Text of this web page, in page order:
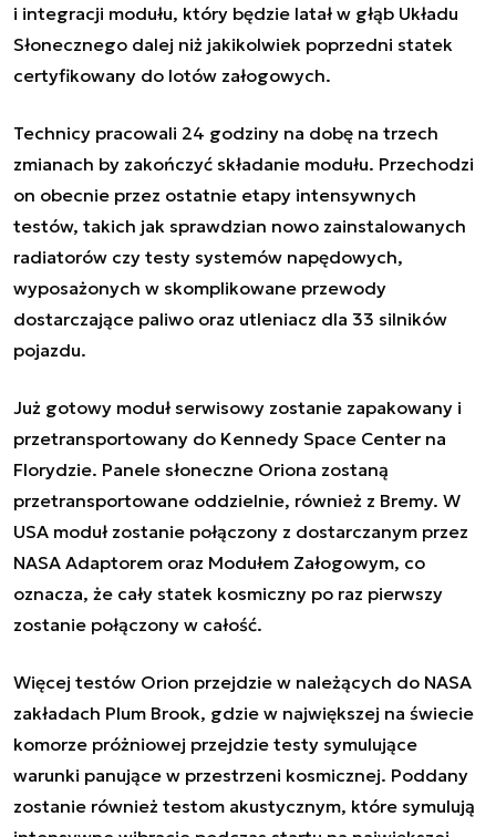
i integracji modułu, który będzie latał w głąb Układu
Słonecznego dalej niż jakikolwiek poprzedni statek
certyfikowany do lotów załogowych.
Technicy pracowali 24 godziny na dobę na trzech
zmianach by zakończyć składanie modułu. Przechodzi
on obecnie przez ostatnie etapy intensywnych
testów, takich jak sprawdzian nowo zainstalowanych
radiatorów czy testy systemów napędowych,
wyposażonych w skomplikowane przewody
dostarczające paliwo oraz utleniacz dla 33 silników
pojazdu.
Już gotowy moduł serwisowy zostanie zapakowany i
przetransportowany do Kennedy Space Center na
Florydzie. Panele słoneczne Oriona zostaną
przetransportowane oddzielnie, również z Bremy. W
USA moduł zostanie połączony z dostarczanym przez
NASA Adaptorem oraz Modułem Załogowym, co
oznacza, że cały statek kosmiczny po raz pierwszy
zostanie połączony w całość.
Więcej testów Orion przejdzie w należących do NASA
zakładach Plum Brook, gdzie w największej na świecie
komorze próżniowej przejdzie testy symulujące
warunki panujące w przestrzeni kosmicznej. Poddany
zostanie również testom akustycznym, które symulują